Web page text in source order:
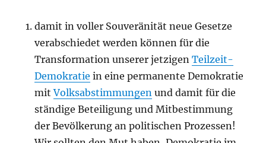
damit in voller Souveränität neue Gesetze
verabschiedet werden können für die
Transformation unserer jetzigenTeilzeit-
Demokratie in eine permanente Demokratie
mitVolksabstimmungen und damit für die
ständige Beteiligung und Mitbestimmung
der Bevölkerung an politischen Prozessen!